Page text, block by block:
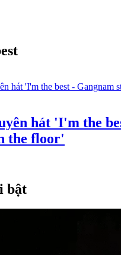
hát 'I'm the
the floor'
bật